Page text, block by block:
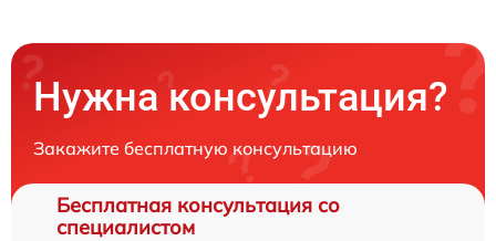
Нужна консультация?
Закажите бесплатную консультацию
Бесплатная консультация со
специалистом